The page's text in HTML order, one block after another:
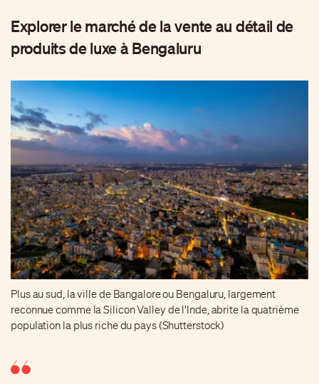
Explorer le marché de la vente au détail de
produits de luxe à Bengaluru
Plus au sud, la ville de Bangalore ou Bengaluru, largement
reconnue comme la Silicon Valley de l'Inde, abrite la quatrième
population la plus riche du pays (Shutterstock)